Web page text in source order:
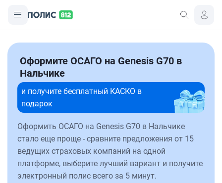
Оформите ОСАГО на Genesis G70 в
Нальчике
и получите бесплатный КАСКО в
подарок
Оформить ОСАГО на Genesis G70 в Нальчике
стало еще проще - сравните предложения от 15
ведущих страховых компаний на одной
платформе, выберите лучший вариант и получите
электронный полис всего за 5 минут.